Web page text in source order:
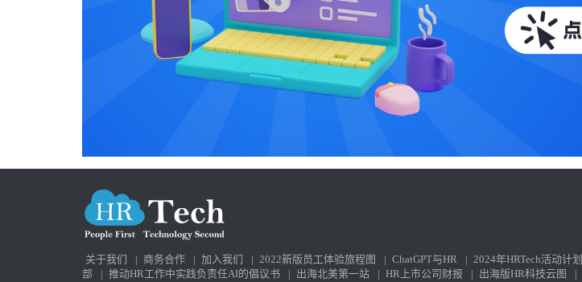
关于我们 | 商务合作 | 加入我们 | 2022新版员工体验旅程图 | ChatGPT与HR | 2024年HRTech活动计划
部
| 推动HR工作中实践负责任AI的倡议书 | 出海北美第一站 | HR上市公司财报 | 出海版HR科技云图 |